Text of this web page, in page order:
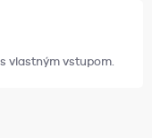
vlastným vstupom.